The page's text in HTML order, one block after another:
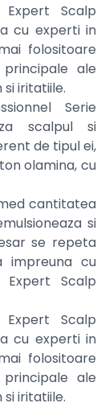
Expert Scalp
cu experti in
folositoare
ale
iritatiile.
Serie
scalpul si
de tipul ei,
olamina, cu
cantitatea
si
se repeta
impreuna cu
Scalp
Expert Scalp
cu experti in
folositoare
ale
iritatiile.